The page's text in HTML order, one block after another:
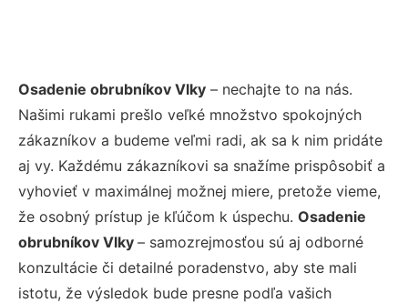
Osadenie obrubníkov Vlky – nechajte to na nás.
Našimi rukami prešlo veľké množstvo spokojných
zákazníkov a budeme veľmi radi, ak sa k nim pridáte
aj vy. Každému zákazníkovi sa snažíme prispôsobiť a
vyhovieť v maximálnej možnej miere, pretože vieme,
že osobný prístup je kľúčom k úspechu. Osadenie
obrubníkov Vlky – samozrejmosťou sú aj odborné
konzultácie či detailné poradenstvo, aby ste mali
istotu, že výsledok bude presne podľa vašich